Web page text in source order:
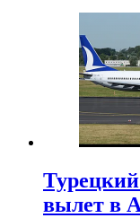
Турецкий
вылет в